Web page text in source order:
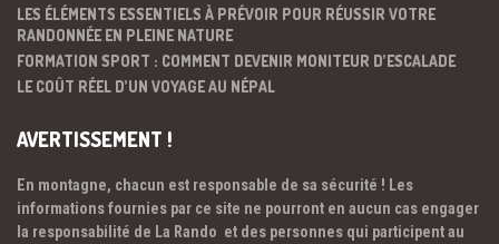
LES ÉLÉMENTS ESSENTIELS À PRÉVOIR POUR RÉUSSIR VOTRE
RANDONNÉE EN PLEINE NATURE
FORMATION SPORT : COMMENT DEVENIR MONITEUR D’ESCALADE
LE COÛT RÉEL D’UN VOYAGE AU NÉPAL
AVERTISSEMENT !
En montagne, chacun est responsable de sa sécurité ! Les
informations fournies par ce site ne pourront en aucun cas engager
la responsabilité de La Rando et des personnes qui participent au